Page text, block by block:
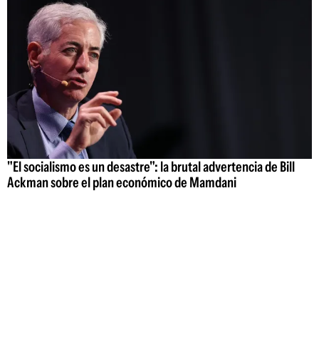
"El socialismo es un desastre": la brutal advertencia de Bill
Ackman sobre el plan económico de Mamdani